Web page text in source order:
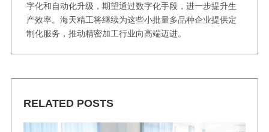
字化和自动化升级，期望通过数字化手段，进一步提升生
产效率。海天精工将继续为这些小批量多品种企业提供定
制化服务，推动精密加工行业向高端迈进。
RELATED POSTS